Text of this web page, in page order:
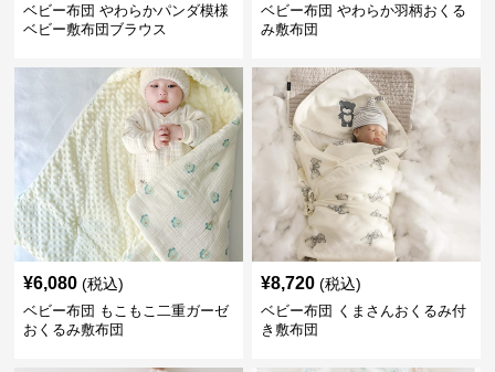
ベビー布団 やわらかパンダ模様
ベビー敷布団ブラウス
ベビー布団 やわらか羽柄おくる
み敷布団
¥6,080 (税込)
ベビー布団 もこもこ二重ガーゼ
おくるみ敷布団
¥8,720 (税込)
ベビー布団 くまさんおくるみ付
き敷布団